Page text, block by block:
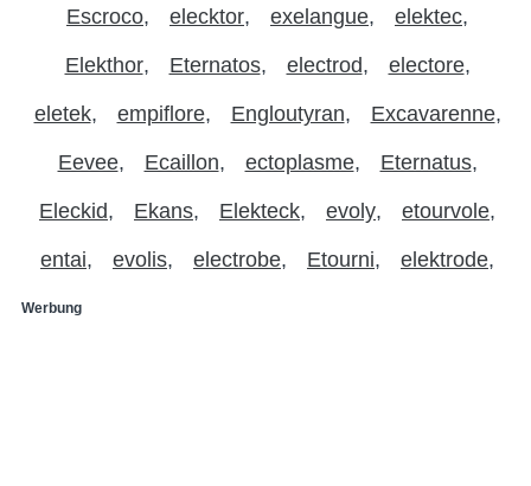
Escroco elecktor exelangue elektec
Elekthor Eternatos electrod electore
eletek empiflore Engloutyran Excavarenne
Eevee Ecaillon ectoplasme Eternatus
Eleckid Ekans Elekteck evoly etourvole
entai evolis electrobe Etourni elektrode
Werbung